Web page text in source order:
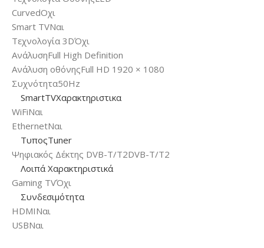
CurvedΟχι
Smart TVΝαι
Τεχνολογία 3DΌχι
ΑνάλυσηFull High Definition
Ανάλυση οθόνηςFull HD 1920 × 1080
Συχνότητα50Hz
SmartTVΧαρακτηριστικα
WiFiΝαι
EthernetΝαι
ΤυποςTuner
Ψηφιακός Δέκτης DVB-T/T2DVB-T/T2
Λοιπά Χαρακτηριστικά
Gaming TVΌχι
Συνδεσιμότητα
HDMIΝαι
USBΝαι